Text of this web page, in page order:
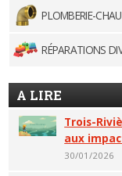
PLOMBERIE-
RÉPARATIONS
A LIRE
Trois-
aux
30/01/2026